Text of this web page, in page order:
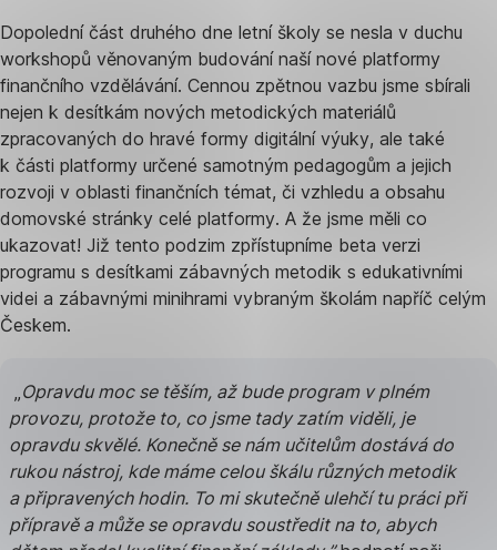
Dopolední část druhého dne letní školy se nesla v duchu
workshopů věnovaným budování naší nové platformy
finančního vzdělávání. Cennou zpětnou vazbu jsme sbírali
nejen k desítkám nových metodických materiálů
zpracovaných do hravé formy digitální výuky, ale také
k části platformy určené samotným pedagogům a jejich
rozvoji v oblasti finančních témat, či vzhledu a obsahu
domovské stránky celé platformy. A že jsme měli co
ukazovat! Již tento podzim zpřístupníme beta verzi
programu s desítkami zábavných metodik s edukativními
videi a zábavnými minihrami vybraným školám napříč celým
Českem.
„Opravdu moc se těším, až bude program v plném
provozu, protože to, co jsme tady zatím viděli, je
opravdu skvělé. Konečně se nám učitelům dostává do
rukou nástroj, kde máme celou škálu různých metodik
a připravených hodin. To mi skutečně ulehčí tu práci při
přípravě a může se opravdu soustředit na to, abych